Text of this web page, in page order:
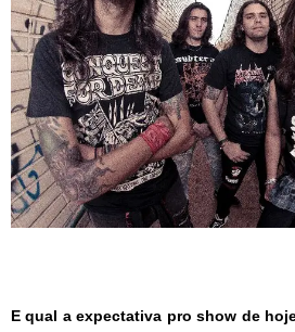
E qual a expectativa pro show de